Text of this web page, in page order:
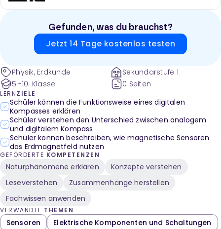
Gefunden, was du brauchst?
Jetzt 14 Tage kostenlos testen
Physik, Erdkunde
5.-10. Klasse
Sekundarstufe 1
0 Seiten
LERNZIELE
Schüler können die Funktionsweise eines digitalen
Kompasses erklären
Schüler verstehen den Unterschied zwischen analogem
und digitalem Kompass
Schüler können beschreiben, wie magnetische Sensoren
das Erdmagnetfeld nutzen
GEFÖRDERTE KOMPETENZEN
Naturphänomene erklären
Konzepte verstehen
Leseverstehen
Zusammenhänge herstellen
Fachwissen anwenden
VERWANDTE THEMEN
Sensoren
Elektrische Komponenten und Schaltungen